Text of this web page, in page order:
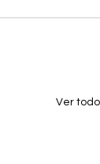
Ver todo